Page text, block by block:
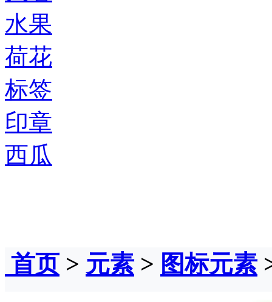
水果
荷花
标签
印章
西瓜
首页> 元素 > 图标元素